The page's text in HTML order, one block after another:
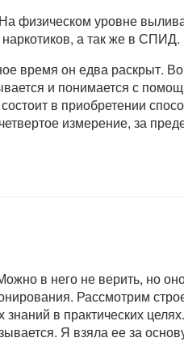
физическом уровне
а так же в СПИД.
время он едва раскрыт.
и понимается с
в приобретении
измерение, за
в него не верить, но
Рассмотрим
знаний в практических
Я взяла ее за